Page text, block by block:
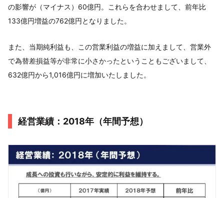
の影響が（マイナス）60億円。これらを合わせまして、前年比
133億円増益の762億円となりました。
また、当期純利益も、この営業利益の増益に加えまして、営業外
で為替差損益等が非常に小さかったということもございまして、
632億円から1,016億円に増加いたしました。
経営業績：2018年（年間予想）